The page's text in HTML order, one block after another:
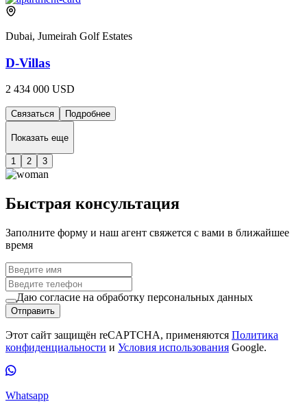
Dubai, Jumeirah Golf Estates
D-Villas
2 434 000 USD
Связаться Подробнее
Показать еще
1 2 3
Быстрая консультация
Заполните форму и наш агент свяжется с вами в ближайшее
время
Даю согласие на обработку персональных данных
Отправить
Этот сайт защищён reCAPTCHA, применяются Политика
конфиденциальности и Условия использования Google.
Whatsapp